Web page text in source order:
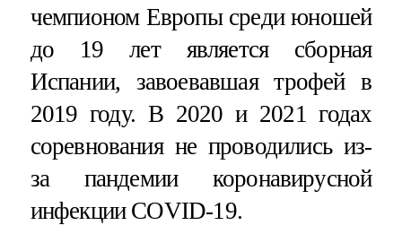
чемпионом Европы среди юношей
до 19 лет является сборная
Испании, завоевавшая трофей в
2019 году. В 2020 и 2021 годах
соревнования не проводились из-
за пандемии коронавирусной
инфекции COVID-19.